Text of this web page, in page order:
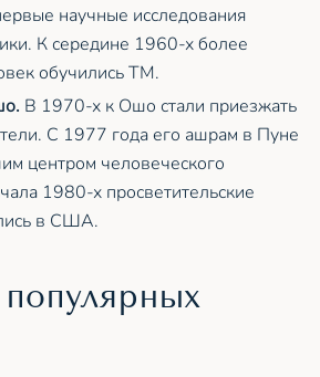
научные исследования
К середине 1960-х более
обучились ТМ.
В 1970-х к Ошо стали приезжать
С 1977 года его ашрам в Пуне
центром человеческого
1980-х просветительские
в США.